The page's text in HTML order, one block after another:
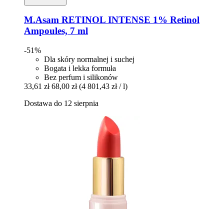
M.Asam RETINOL INTENSE 1% Retinol
Ampoules, 7 ml
-51%
Dla skóry normalnej i suchej
Bogata i lekka formuła
Bez perfum i silikonów
33,61 zł 68,00 zł (4 801,43 zł / l)
Dostawa do 12 sierpnia